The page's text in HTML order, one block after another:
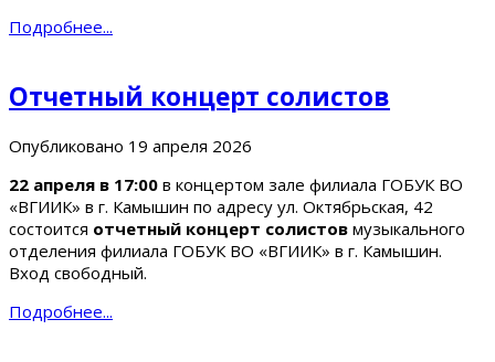
Подробнее...
Отчетный концерт солистов
Опубликовано 19 апреля 2026
22 апреля в 17:00 в концертом зале филиала ГОБУК ВО
«ВГИИК» в г. Камышин по адресу ул. Октябрьская, 42
состоится отчетный концерт солистов музыкального
отделения филиала ГОБУК ВО «ВГИИК» в г. Камышин.
Вход свободный.
Подробнее...